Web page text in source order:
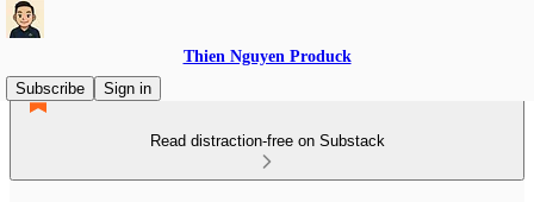
Thien Nguyen Produck
Subscribe
Sign in
Read distraction-free on Substack